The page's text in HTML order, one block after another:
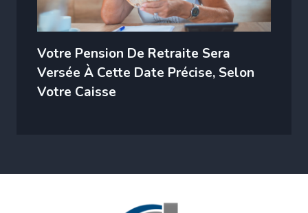
Votre Pension De Retraite Sera
Versée À Cette Date Précise, Selon
Votre Caisse